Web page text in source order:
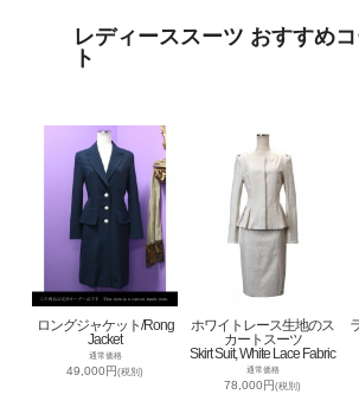
レディーススーツ おすすめ
ト
ロングジャケット/Rong
Jacket
通常価格
49,000円(税別)
ホワイトレース生地のス
カートスーツ
Skirt Suit, White Lace Fabric
通常価格
78,000円(税別)